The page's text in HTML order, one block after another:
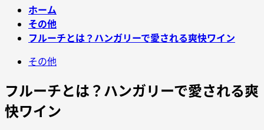
ホーム
その他
フルーチとは？ハンガリーで愛される爽快ワイン
その他
フルーチとは？ハンガリーで愛される爽
快ワイン